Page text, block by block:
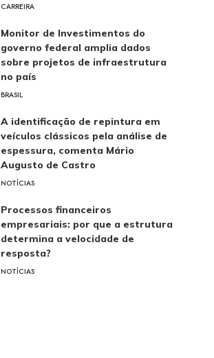
CARREIRA
Monitor de Investimentos do
governo federal amplia dados
sobre projetos de infraestrutura
no país
BRASIL
A identificação de repintura em
veículos clássicos pela análise de
espessura, comenta Mário
Augusto de Castro
NOTÍCIAS
Processos financeiros
empresariais: por que a estrutura
determina a velocidade de
resposta?
NOTÍCIAS